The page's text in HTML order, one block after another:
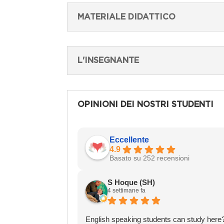
MATERIALE DIDATTICO
L'INSEGNANTE
OPINIONI DEI NOSTRI STUDENTI
Eccellente
4.9
Basato su 252 recensioni
S Hoque (SH)
4 settimane fa
English speaking students can study